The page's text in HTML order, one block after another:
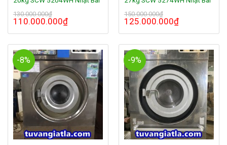
130.000.000₫
110.000.000₫
150.000.000₫
125.000.000₫
-8% -9%